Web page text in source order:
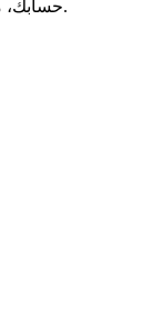
حسابك، مما يتيح لك تجديد خدماتك أو وضع طلبات جديدة.